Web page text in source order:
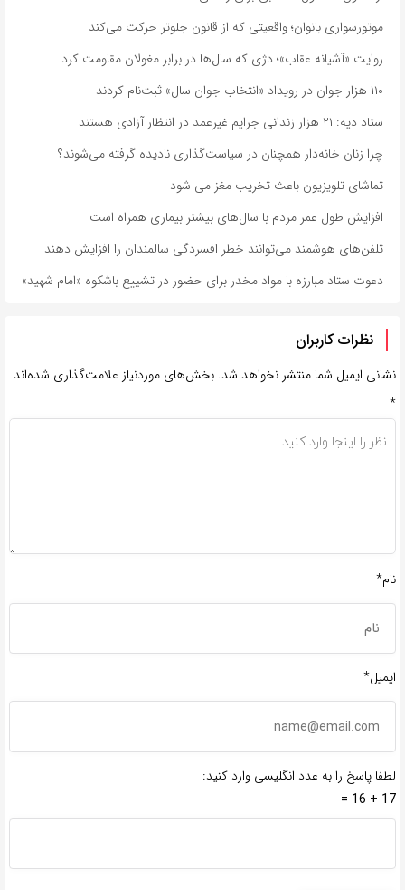
موتورسواری بانوان؛ واقعیتی که از قانون جلوتر حرکت می‌کند
روایت «آشیانه عقاب»؛ دژی که سال‌ها در برابر مغولان مقاومت کرد
۱۱۰ هزار جوان در رویداد «انتخاب جوان سال» ثبت‌نام کردند
ستاد دیه: ۲۱ هزار زندانی جرایم غیرعمد در انتظار آزادی هستند
چرا زنان خانه‌دار همچنان در سیاست‌گذاری نادیده گرفته می‌شوند؟
تماشای تلویزیون باعث تخریب مغز می شود
افزایش طول عمر مردم با سال‌های بیشتر بیماری همراه است
تلفن‌های هوشمند می‌توانند خطر افسردگی سالمندان را افزایش دهند
دعوت ستاد مبارزه با مواد مخدر برای حضور در تشییع باشکوه «امام شهید»
نظرات کاربران
نشانی ایمیل شما منتشر نخواهد شد. بخش‌های موردنیاز علامت‌گذاری شده‌اند
*
نام*
ایمیل*
لطفا پاسخ را به عدد انگلیسی وارد کنید:
17 + 16 =